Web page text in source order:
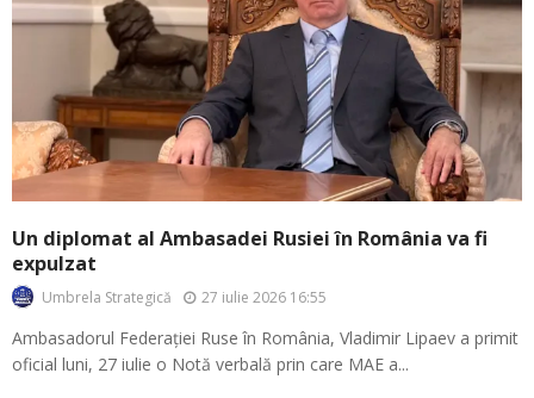
Un diplomat al Ambasadei Rusiei în România va fi
expulzat
Umbrela Strategică 27 iulie 2026 16:55
Ambasadorul Federației Ruse în România, Vladimir Lipaev a primit
oficial luni, 27 iulie o Notă verbală prin care MAE a...